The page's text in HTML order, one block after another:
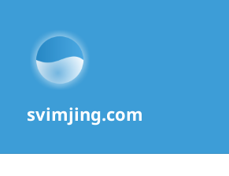
svimjing.com